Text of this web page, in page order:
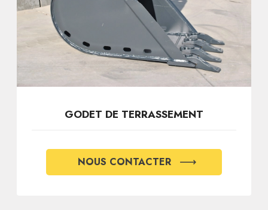
GODET DE TERRASSEMENT
NOUS CONTACTER